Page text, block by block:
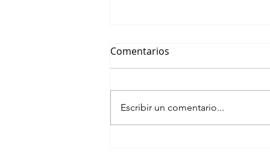
Comentarios
Escribir un comentario...